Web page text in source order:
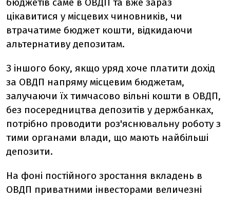
бюджетів саме в ОВДП та вже зараз
цікавитися у місцевих чиновників, чи
втрачатиме бюджет кошти, відкидаючи
альтернативу депозитам.
З іншого боку, якщо уряд хоче платити дохід
за ОВДП напряму місцевим бюджетам,
залучаючи їх тимчасово вільні кошти в ОВДП,
без посередництва депозитів у держбанках,
потрібно проводити роз'яснювальну роботу з
тими органами влади, що мають найбільші
депозити.
На фоні постійного зростання вкладень в
ОВДП приватними інвесторами величезні